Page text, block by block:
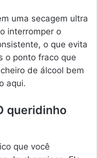
uma secagem ultra
interromper o
o que evita
o ponto fraco que
de álcool bem
aqui.
queridinho
que você